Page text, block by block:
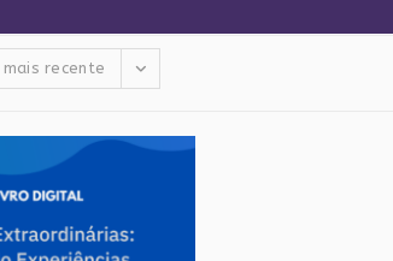
recente